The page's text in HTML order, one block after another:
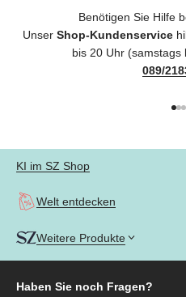
Benötigen Sie Hilfe
Unser Shop-Kundenservice
bis 20 Uhr (samstags
089/
KI im SZ Shop
Welt entdecken
Weitere Produkte
Haben Sie noch Fragen?